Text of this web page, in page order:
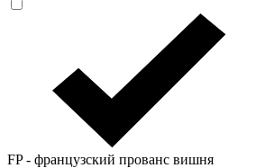
FP - французский прованс вишня